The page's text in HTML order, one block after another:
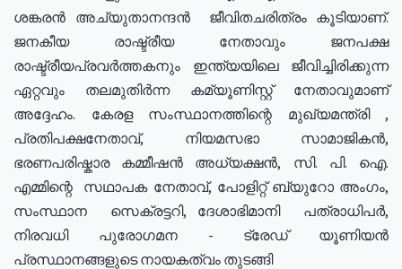
ശങ്കരൻ അച്യുതാനന്ദൻ ജീവിതചരിത്രം കൂടിയാണ്.
ജനകീയ രാഷ്ട്രീയ നേതാവും ജനപക്ഷ
രാഷ്ട്രീയപ്രവർത്തകനും ഇന്ത്യയിലെ ജീവിച്ചിരിക്കുന്ന
ഏറ്റവും തലമുതിർന്ന കമ്യൂണിസ്റ്റ് നേതാവുമാണ്
അദ്ദേഹം. കേരള സംസ്ഥാനത്തിന്റെ മുഖ്യമന്ത്രി ,
പ്രതിപക്ഷനേതാവ്, നിയമസഭാ സാമാജികൻ,
ഭരണപരിഷ്കാര കമ്മീഷൻ അധ്യക്ഷൻ, സി. പി. ഐ.
എമ്മിന്റെ സഥാപക നേതാവ്, പോളിറ്റ് ബ്യുറോ അംഗം,
സംസ്ഥാന സെക്രട്ടറി, ദേശാഭിമാനി പത്രാധിപർ,
നിരവധി പുരോഗമന - ട്രേഡ് യൂണിയൻ
പ്രസ്ഥാനങ്ങളുടെ നായകത്വം തുടങ്ങി